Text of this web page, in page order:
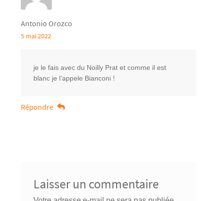
Antonio Orozco
5 mai 2022
je le fais avec du Noilly Prat et comme il est
blanc je l’appele Bianconi !
Répondre
Laisser un commentaire